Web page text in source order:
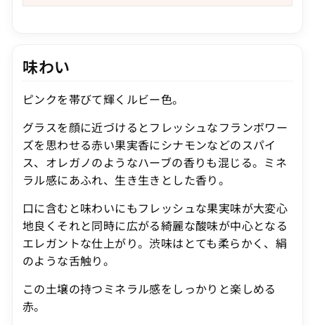
味わい
ピンクを帯びて輝くルビー色。
グラスを顔に近づけるとフレッシュなフランボワー
ズを思わせる赤い果実香にシナモンなどのスパイ
ス、オレガノのようなハーブの香りも混じる。ミネ
ラル感にあふれ、生き生きとした香り。
口に含むと味わいにもフレッシュな果実味が大変心
地良くそれと同時に広がる綺麗な酸味が中心となる
エレガントな仕上がり。渋味はとても柔らかく、絹
のような舌触り。
この土壌の持つミネラル感をしっかりと楽しめる
赤。